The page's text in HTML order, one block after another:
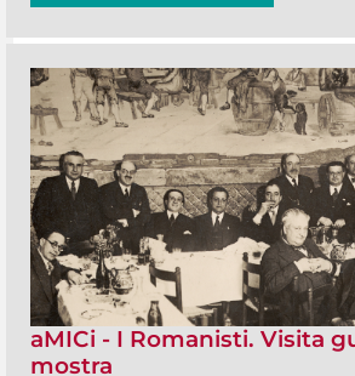
aMICi - I Romanisti. Visita
mostra